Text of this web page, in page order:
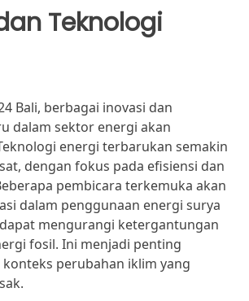
Teknologi
Bali, berbagai inovasi dan
dalam sektor energi akan
energi terbarukan semakin
dengan fokus pada efisiensi dan
pembicara terkemuka akan
dalam penggunaan energi surya
mengurangi ketergantungan
fosil. Ini menjadi penting
perubahan iklim yang